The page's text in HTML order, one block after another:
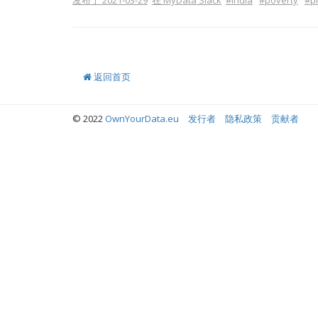
返回首页
© 2022OwnYourData.eu 发行者 隐私政策 贡献者